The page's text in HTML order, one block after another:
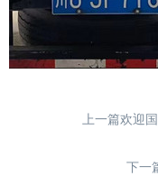
上一篇欢迎
下一